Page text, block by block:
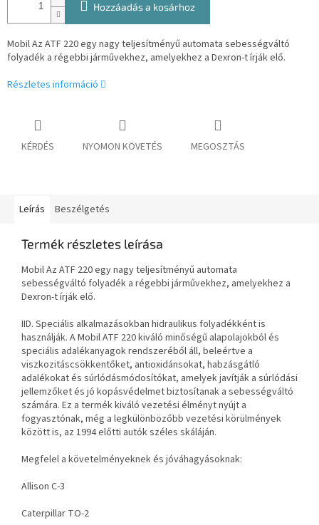
Hozzáadás a kosárhoz
Mobil Az ATF 220 egy nagy teljesítményű automata sebességváltó
folyadék a régebbi járművekhez, amelyekhez a Dexron-t írják elő.
Részletes információ
KÉRDÉS NYOMON KÖVETÉS MEGOSZTÁS
Leírás Beszélgetés
Termék részletes leírása
Mobil Az ATF 220 egy nagy teljesítményű automata
sebességváltó folyadék a régebbi járművekhez, amelyekhez a
Dexron-t írják elő.
IID. Speciális alkalmazásokban hidraulikus folyadékként is
használják. A Mobil ATF 220 kiváló minőségű alapolajokból és
speciális adalékanyagok rendszeréből áll, beleértve a
viszkozitáscsökkentőket, antioxidánsokat, habzásgátló
adalékokat és súrlódásmódosítókat, amelyek javítják a súrlódási
jellemzőket és jó kopásvédelmet biztosítanak a sebességváltó
számára. Ez a termék kiváló vezetési élményt nyújt a
fogyasztónak, még a legkülönbözőbb vezetési körülmények
között is, az 1994 előtti autók széles skáláján.
Megfelel a követelményeknek és jóváhagyásoknak:
Allison C-3
Caterpillar TO-2